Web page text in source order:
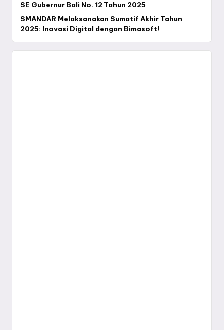
SE Gubernur Bali No. 12 Tahun 2025
SMANDAR Melaksanakan Sumatif Akhir Tahun
2025: Inovasi Digital dengan Bimasoft!